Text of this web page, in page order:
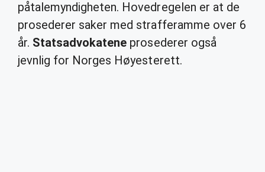
påtalemyndigheten. Hovedregelen er at de
prosederer saker med strafferamme over 6
år. Statsadvokatene prosederer også
jevnlig for Norges Høyesterett.